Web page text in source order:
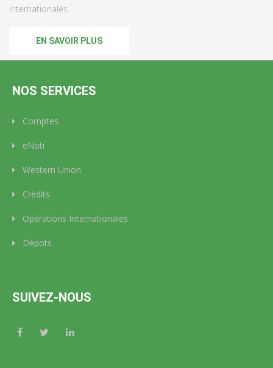
internationales.
EN SAVOIR PLUS
NOS SERVICES
Comptes
eNoti
Western Union
Crédits
Opérations Internationales
Dépots
SUIVEZ-NOUS